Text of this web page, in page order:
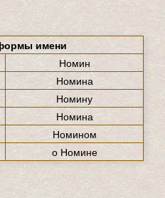
имени
Номин
Номина
Номину
Номина
Номином
о Номине